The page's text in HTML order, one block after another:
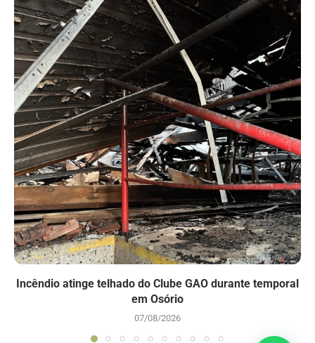
Incêndio atinge telhado do Clube GAO durante temporal
em Osório
07/08/2026